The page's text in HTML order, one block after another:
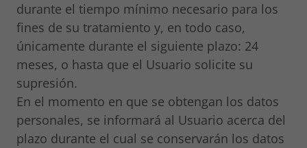
durante el tiempo mínimo necesario para los
fines de su tratamiento y, en todo caso,
únicamente durante el siguiente plazo: 24
meses, o hasta que el Usuario solicite su
supresión.
En el momento en que se obtengan los datos
personales, se informará al Usuario acerca del
plazo durante el cual se conservarán los datos